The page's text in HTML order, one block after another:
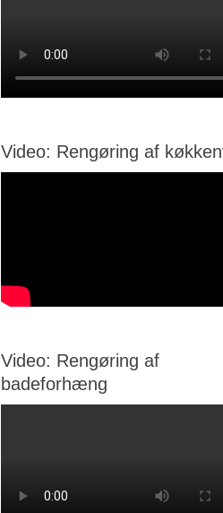
Video: Rengøring af
Video: Rengøring af
badeforhæng